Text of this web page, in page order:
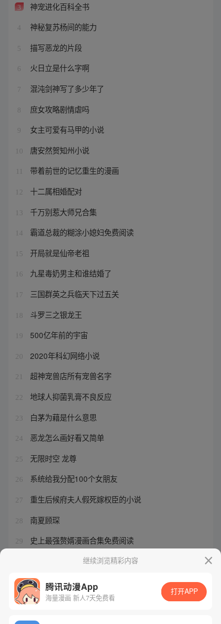
3 神宠进化百科全书
4 神秘复苏杨间的能力
5 描写恶龙的片段
6 火日立是什么字啊
7 混沌剑神写了多少年了
8 庶女攻略剧情虐吗
9 女主可爱有马甲的小说
10 唐安然贺知州小说
带着前世的记忆重生的漫画
12 十二属相婚配对
13 千万别惹大师兄合集
14 霸道总裁的糊涂小媳妇免费阅读
15 开局就是仙帝老祖
16 九星毒奶男主和谁结婚了
17 三国群英之兵临天下过五关
18 斗罗三之银龙王
19 500亿年前的宇宙
20 2020年科幻网络小说
21 超神宠兽店所有宠兽名字
22 地球人抑菌乳膏不良反应
23 白茅为藉是什么意思
24 恶龙怎么画好看又简单
25 无限时空 龙尊
26 系统给我分配100个女朋友
27 重生后候府夫人假死嫁权臣的小说
28 南夏顾琛
29 史上最强赘婿漫画合集免费阅读
姜教授是什么小说继续浏览精彩内容
腾讯动漫App
海量漫画 新人7天免费看
打开APP